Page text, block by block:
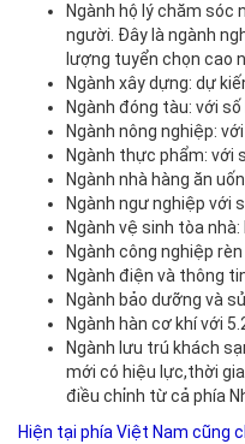
Ngành hộ lý chăm sóc
người. Đây là ngành
lượng tuyển chọn cao
Ngành xây dựng: dự
Ngành đóng tàu: với
Ngành nông nghiệp:
Ngành thực phẩm: với
Ngành nhà hàng ăn
Ngành ngư nghiệp với
Ngành vệ sinh tòa
Ngành công nghiệp
Ngành điện và thông
Ngành bảo dưỡng và
Ngành hàn cơ khí với
Ngành lưu trú khách
mới có hiệu lực,thời
điều chỉnh từ cả phía
Hiện tại phía Việt Nam cũng